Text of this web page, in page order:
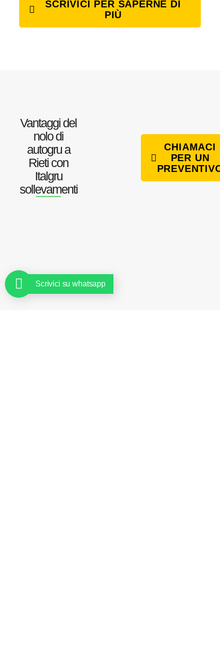
SCRIVICI PER SAPERNE DI
PIÙ
Vantaggi del
nolo di
autogru a
Rieti con
Italgru
sollevamenti
CHIAMACI
PER UN
Scrivici su whatsapp